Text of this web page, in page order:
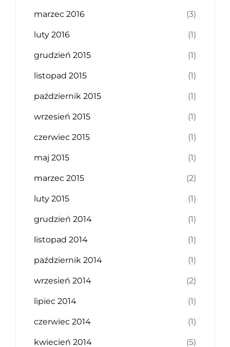
marzec 2016 (3)
luty 2016 (1)
grudzień 2015 (1)
listopad 2015 (1)
październik 2015 (1)
wrzesień 2015 (1)
czerwiec 2015 (1)
maj 2015 (1)
marzec 2015 (2)
luty 2015 (1)
grudzień 2014 (1)
listopad 2014 (1)
październik 2014 (1)
wrzesień 2014 (2)
lipiec 2014 (1)
czerwiec 2014 (1)
kwiecień 2014 (5)